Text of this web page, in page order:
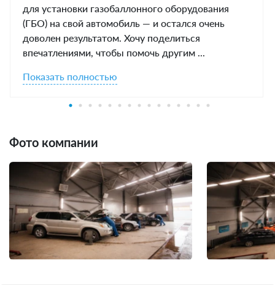
для установки газобаллонного оборудования
(ГБО) на свой автомобиль — и остался очень
доволен результатом. Хочу поделиться
впечатлениями, чтобы помочь другим ...
Показать полностью
Фото компании